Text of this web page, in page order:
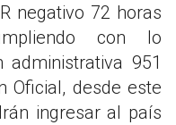
negativo 72 horas
con lo
951
Oficial, desde este
ingresar al país